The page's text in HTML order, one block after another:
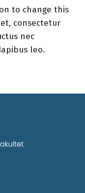
to change this
consectetur
nec
leo.